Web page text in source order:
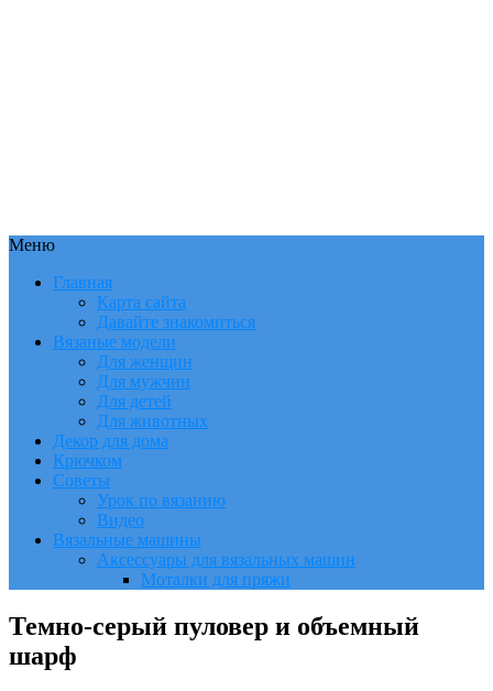
Меню
Главная
Карта сайта
Давайте знакомиться
Вязаные модели
Для женщин
Для мужчин
Для детей
Для животных
Декор для дома
Крючком
Советы
Урок по вязанию
Видео
Вязальные машины
Аксессуары для вязальных машин
Моталки для пряжи
Темно-серый пуловер и объемный
шарф